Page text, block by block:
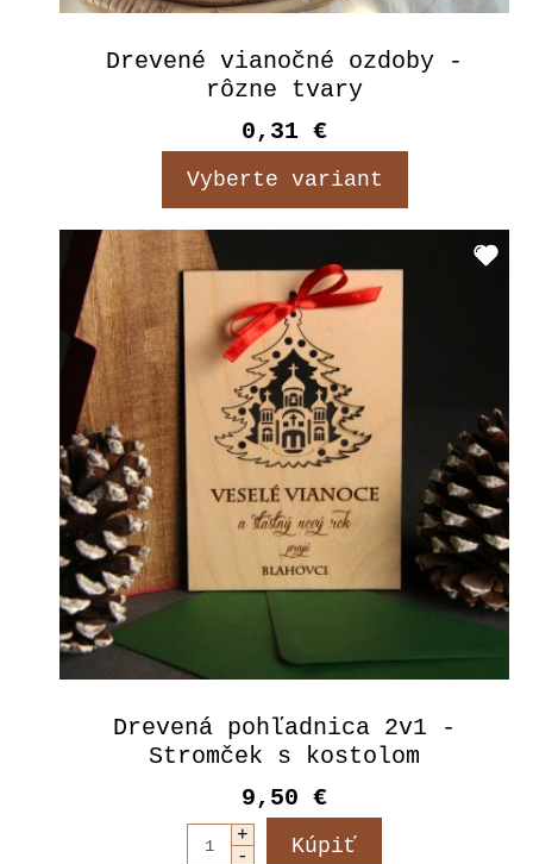
Drevené vianočné ozdoby -
rôzne tvary
0,31 €
Vyberte variant
Drevená pohľadnica 2v1 -
Stromček s kostolom
9,50 €